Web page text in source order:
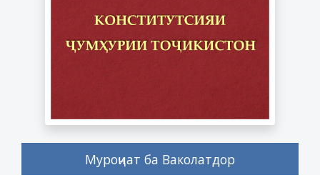
Муроҷиат ба Ваколатдор